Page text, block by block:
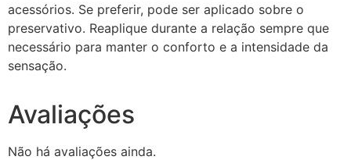
acessórios. Se preferir, pode ser aplicado sobre o
preservativo. Reaplique durante a relação sempre que
necessário para manter o conforto e a intensidade da
sensação.
Avaliações
Não há avaliações ainda.